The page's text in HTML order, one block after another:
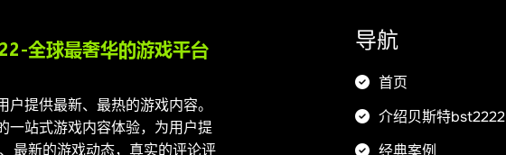
提供最新、最热的游戏内容。
一站式游戏内容体验，为用户提
最新的游戏动态，真实的评论评
导航
首页
介绍贝斯特bst2222
经典案例